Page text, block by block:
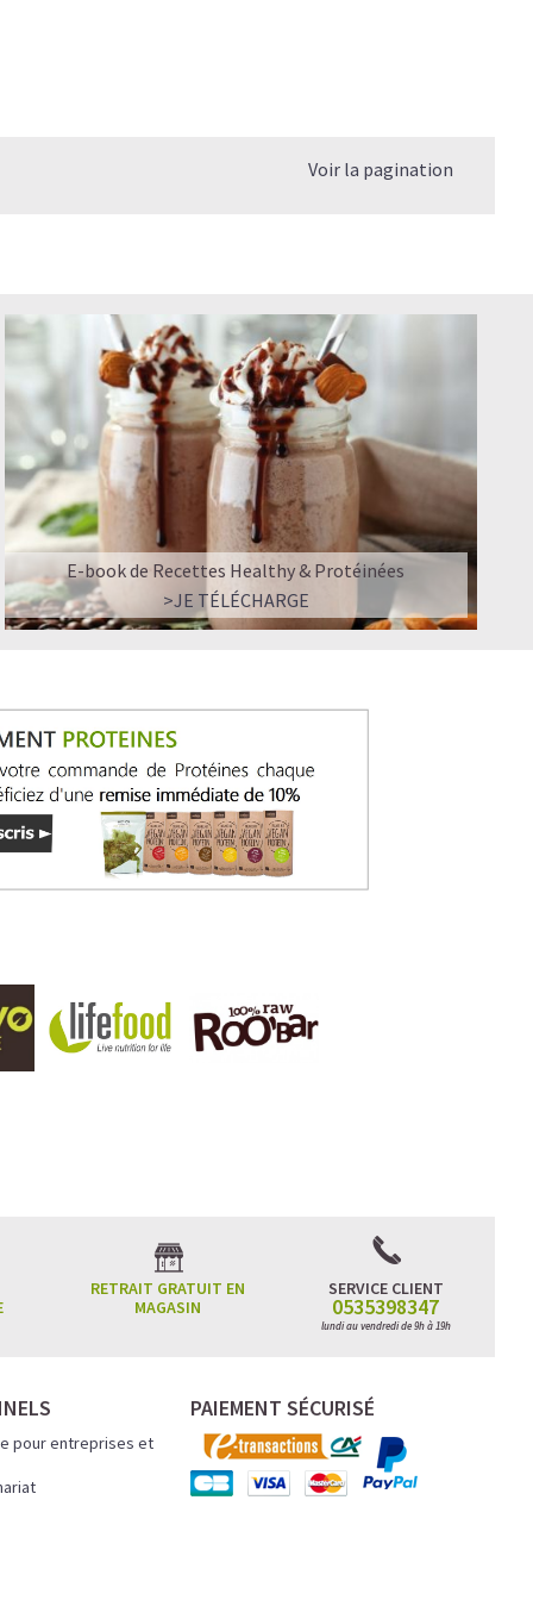
Voir la pagination
E-book de Recettes Healthy & Protéinées
>JE TÉLÉCHARGE
RETRAIT GRATUIT EN
MAGASIN
SERVICE CLIENT
0535398347
lundi au vendredi de 9h à 19h
pour entreprises et
PAIEMENT SÉCURISÉ